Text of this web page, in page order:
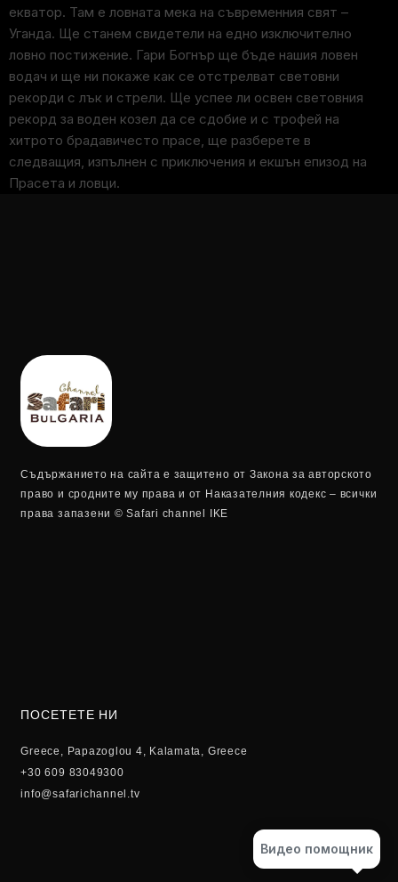
екватор. Там е ловната мека на съвременния свят –
Уганда. Ще станем свидетели на едно изключително
ловно постижение. Гари Богнър ще бъде нашия ловен
водач и ще ни покаже как се отстрелват световни
рекорди с лък и стрели. Ще успее ли освен световния
рекорд за воден козел да се сдобие и с трофей на
хитрото брадавичесто прасе, ще разберете в
следващия, изпълнен с приключения и екшън епизод на
Прасета и ловци.
Съдържанието на сайта е защитено от Закона за авторското
право и сродните му права и от Наказателния кодекс – всички
права запазени © Safari channel IKE
ПОСЕТЕТЕ НИ
Greece, Papazoglou 4, Kalamata, Greece
+30 609 83049300
info@safarichannel.tv
Видео помощник